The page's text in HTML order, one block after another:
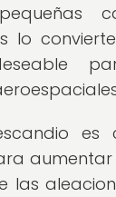
lo
es
aumentar
las